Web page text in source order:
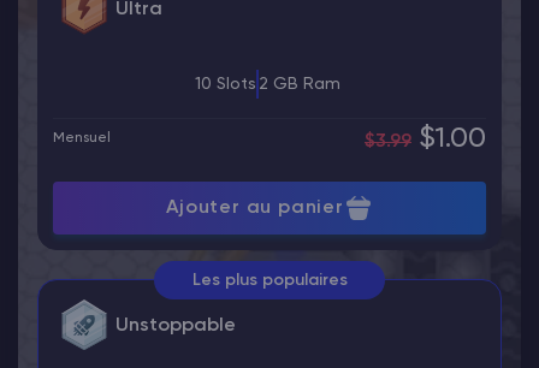
Ultra
10 Slots 2 GB Ram
Mensuel $3.99 $1.00
Ajouter au panier
Les plus populaires
Unstoppable